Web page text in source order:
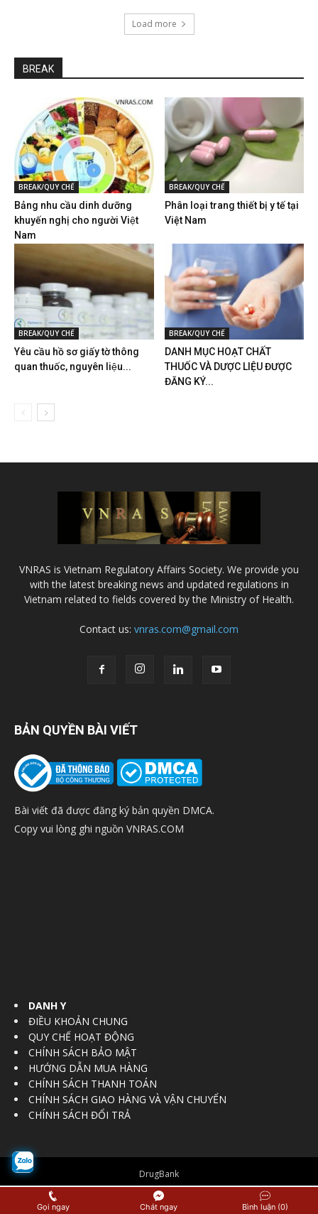
Load more
BREAK
BREAK/QUY CHẾ
Bảng nhu cầu dinh dưỡng
khuyến nghị cho người Việt
Nam
BREAK/QUY CHẾ
Phân loại trang thiết bị y tế tại
Việt Nam
BREAK/QUY CHẾ
Yêu cầu hồ sơ giấy tờ thông
quan thuốc, nguyên liệu...
BREAK/QUY CHẾ
DANH MỤC HOẠT CHẤT
THUỐC VÀ DƯỢC LIỆU ĐƯỢC
ĐĂNG KÝ...
VNRAS is Vietnam Regulatory Affairs Society. We provide you
with the latest breaking news and updated regulations in
Vietnam related to fields covered by the Ministry of Health.
Contact us: vnras.com@gmail.com
BẢN QUYỀN BÀI VIẾT
Bài viết đã được đăng ký bản quyền DMCA.
Copy vui lòng ghi nguồn VNRAS.COM
DANH Y
ĐIỀU KHOẢN CHUNG
QUY CHẾ HOẠT ĐỘNG
CHÍNH SÁCH BẢO MẬT
HƯỚNG DẪN MUA HÀNG
CHÍNH SÁCH THANH TOÁN
CHÍNH SÁCH GIAO HÀNG VÀ VẬN CHUYỂN
CHÍNH SÁCH ĐỔI TRẢ
DrugBank
© Copyright 2016 - 2017 Vietnam Regulatory Affairs Society
Gọi ngay Chát ngay Bình luận (0)